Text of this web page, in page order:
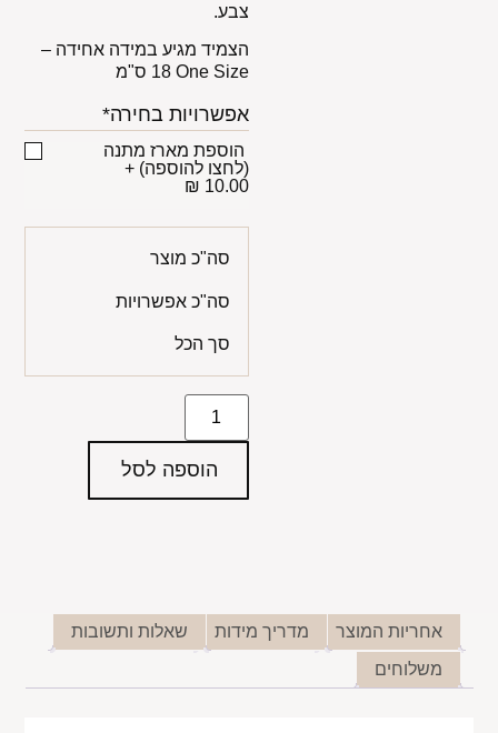
צבע.
הצמיד מגיע במידה אחידה –
One Size ‏18 ס"מ
אפשרויות בחירה*
הוספת מארז מתנה
(לחצו להוספה) +
10.00 ₪
סה"כ מוצר
סה"כ אפשרויות
סך הכל
הוספה לסל
אחריות המוצר מדריך מידות
שאלות ותשובות
משלוחים